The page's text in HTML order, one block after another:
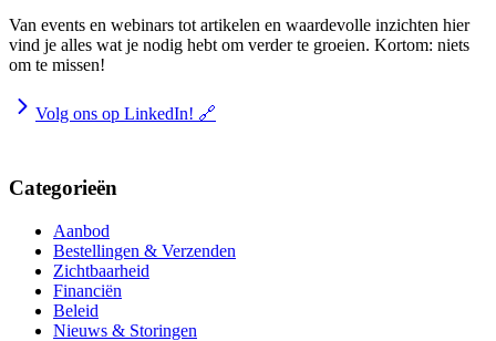
Van events en webinars tot artikelen en waardevolle inzichten hier
vind je alles wat je nodig hebt om verder te groeien. Kortom: niets
om te missen!
Volg ons op LinkedIn! 🔗
Categorieën
Aanbod
Bestellingen & Verzenden
Zichtbaarheid
Financiën
Beleid
Nieuws & Storingen